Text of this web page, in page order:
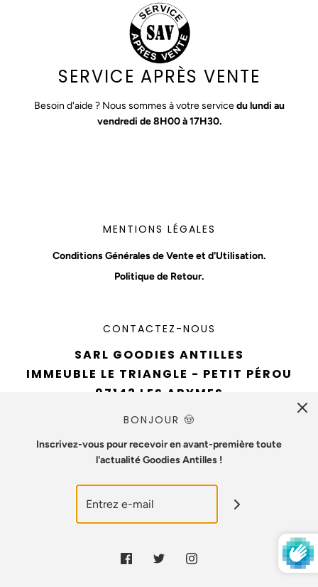
SERVICE APRÈS VENTE
Besoin d'aide ? Nous sommes à votre servicedu lundi au
vendredi de 8H00 à 17H30.
MENTIONS LÉGALES
Conditions Générales de Vente et d'Utilisation.
Politique de Retour.
CONTACTEZ-NOUS
SARL GOODIES ANTILLES
IMMEUBLE LE TRIANGLE - PETIT PÉROU
97142 LES ABYMES
TÉL : 0690 94 61 93
CONTACT@GOODIESANTILLES.COM
NUMÉRO SIREN : 890715642
BONJOUR 🤠
Inscrivez-vous pour recevoir en avant-première toute
l'actualité Goodies Antilles !